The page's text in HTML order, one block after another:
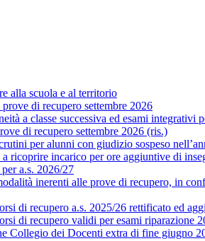
alla scuola e al territorio
di recupero settembre 2026
a classe successiva ed esami integrativi
di recupero settembre 2026 (ris.)
per alunni con giudizio sospeso
ricoprire incarico per ore aggiuntive di
a.s. 2026/27
inerenti alle prove di recupero, in
di recupero a.s. 2025/26 rettificato ed
di recupero validi per esami riparazione
Collegio dei Docenti extra di fine giugno